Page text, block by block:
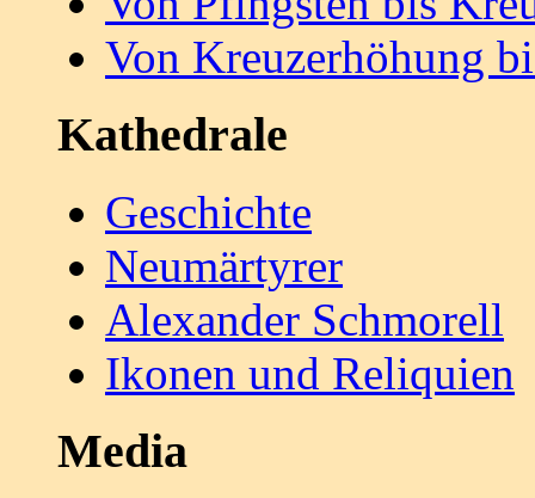
Von Kreuzerhöhung
Kathedrale
Geschichte
Neumärtyrer
Alexander Schmorell
Ikonen und Reliquien
Media